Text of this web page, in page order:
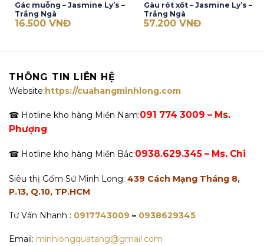
Gác muỗng – Jasmine Ly’s –
Trắng Ngà
16.500 VNĐ
Gàu rót xốt – Jasmine Ly’s –
Trắng Ngà
57.200 VNĐ
THÔNG TIN LIÊN HỆ
Website:https://cuahangminhlong.com
☎ Hotline kho hàng Miền Nam:091 774 3009 – Ms.
Phượng
☎ Hotline kho hàng Miền Bắc:0938.629.345 – Ms. Chi
Siêu thị Gốm Sứ Minh Long: 439 Cách Mạng Tháng 8,
P.13, Q.10, TP.HCM
Tư Vấn Nhanh : 0917743009 – 0938629345
Email: minhlongquatang@gmail.com